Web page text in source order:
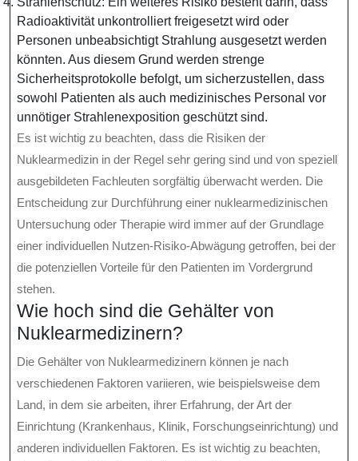
Radioaktivität unkontrolliert freigesetzt wird oder
Personen unbeabsichtigt Strahlung ausgesetzt werden
könnten. Aus diesem Grund werden strenge
Sicherheitsprotokolle befolgt, um sicherzustellen, dass
sowohl Patienten als auch medizinisches Personal vor
unnötiger Strahlenexposition geschützt sind.
Es ist wichtig zu beachten, dass die Risiken der
Nuklearmedizin in der Regel sehr gering sind und von speziell
ausgebildeten Fachleuten sorgfältig überwacht werden. Die
Entscheidung zur Durchführung einer nuklearmedizinischen
Untersuchung oder Therapie wird immer auf der Grundlage
einer individuellen Nutzen-Risiko-Abwägung getroffen, bei der
die potenziellen Vorteile für den Patienten im Vordergrund
stehen.
Wie hoch sind die Gehälter von
Nuklearmedizinern?
Die Gehälter von Nuklearmedizinern können je nach
verschiedenen Faktoren variieren, wie beispielsweise dem
Land, in dem sie arbeiten, ihrer Erfahrung, der Art der
Einrichtung (Krankenhaus, Klinik, Forschungseinrichtung) und
anderen individuellen Faktoren. Es ist wichtig zu beachten,